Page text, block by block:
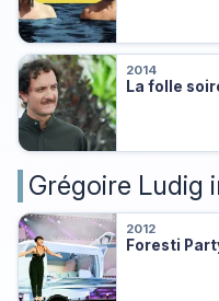
2014
La folle
Grégoire Ludig
2012
Foresti